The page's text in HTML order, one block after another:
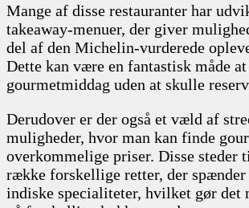
Mange af disse restauranter har
takeaway-menuer, der giver
del af den Michelin-vurderede
Dette kan være en fantastisk måde at
gourmetmiddag uden at skulle
Derudover er der også et væld af
muligheder, hvor man kan finde
overkommelige priser. Disse steder
række forskellige retter, der
indiske specialiteter, hvilket gør det